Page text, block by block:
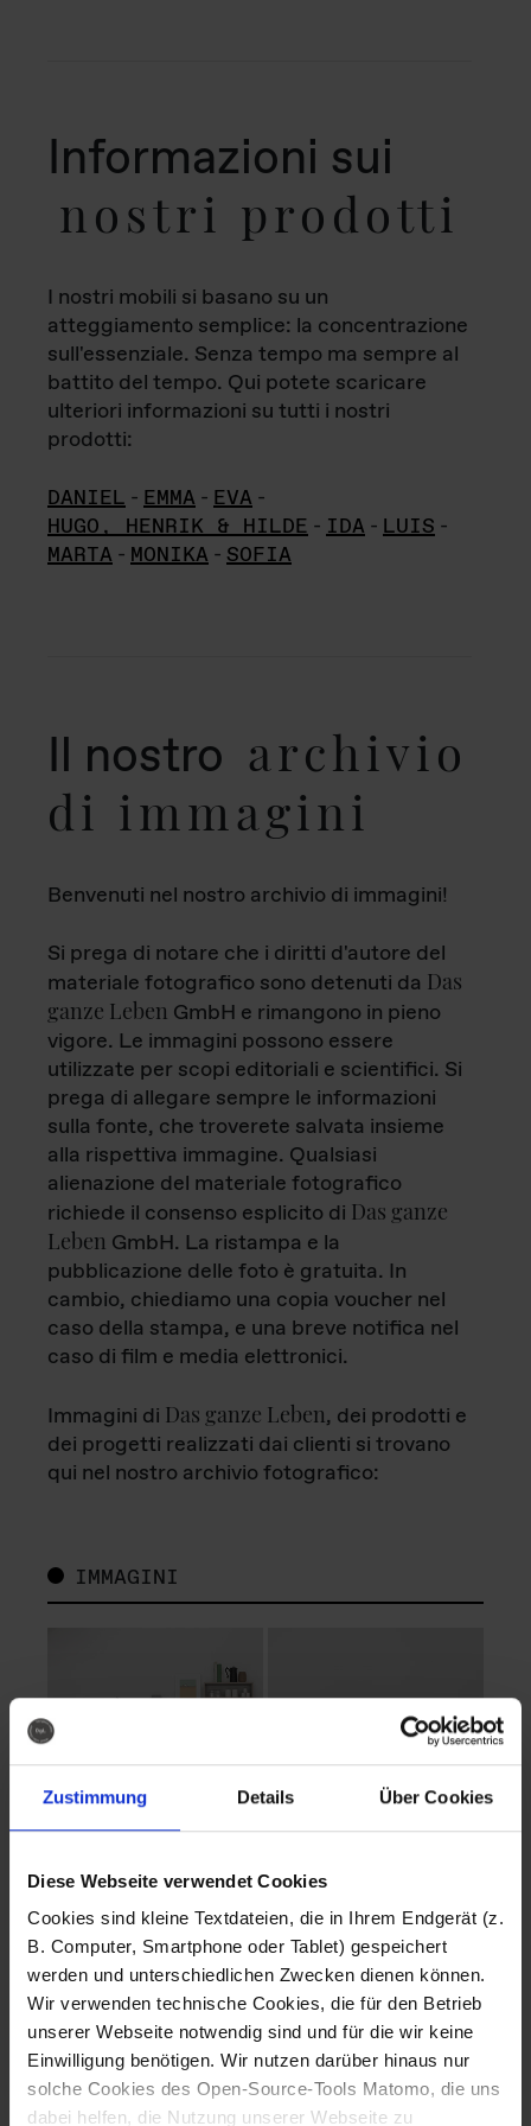
Zustimmung Details Über Cookies
Diese Webseite verwendet Cookies
Cookies sind kleine Textdateien, die in Ihrem Endgerät (z.
B. Computer, Smartphone oder Tablet) gespeichert
werden und unterschiedlichen Zwecken dienen können.
Wir verwenden technische Cookies, die für den Betrieb
unserer Webseite notwendig sind und für die wir keine
Einwilligung benötigen. Wir nutzen darüber hinaus nur
solche Cookies des Open-Source-Tools Matomo, die uns
dabei helfen, die Nutzung unserer Webseite zu
Informazioni sui
nostri prodotti
I nostri mobili si basano su un
atteggiamento semplice: la concentrazione
sull'essenziale. Senza tempo ma sempre al
battito del tempo. Qui potete scaricare
ulteriori informazioni su tutti i nostri
prodotti:
DANIEL - EMMA - EVA -
HUGO, HENRIK & HILDE - IDA - LUIS -
MARTA - MONIKA - SOFIA
Il nostro archivio
di immagini
Benvenuti nel nostro archivio di immagini!
Si prega di notare che i diritti d'autore del
materiale fotografico sono detenuti da Das
ganze Leben GmbH e rimangono in pieno
vigore. Le immagini possono essere
utilizzate per scopi editoriali e scientifici. Si
prega di allegare sempre le informazioni
sulla fonte, che troverete salvata insieme
alla rispettiva immagine. Qualsiasi
alienazione del materiale fotografico
richiede il consenso esplicito di Das ganze
Leben GmbH. La ristampa e la
pubblicazione delle foto è gratuita. In
cambio, chiediamo una copia voucher nel
caso della stampa, e una breve notifica nel
caso di film e media elettronici.
Immagini di Das ganze Leben, dei prodotti e
dei progetti realizzati dai clienti si trovano
qui nel nostro archivio fotografico:
IMMAGINI
Fotografo: Lorenz
Sternbach
Download
Fotografo: Lorenz
Sternbach
Download